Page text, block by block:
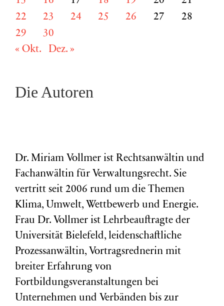
22
23 24 25 26 27
28
29
30
« Okt.
Dez. »
Die Autoren
Dr. Miriam Vollmer ist Rechtsanwältin und
Fachanwältin für Verwaltungsrecht. Sie
vertritt seit 2006 rund um die Themen
Klima, Umwelt, Wettbewerb und Energie.
Frau Dr. Vollmer ist Lehrbeauftragte der
Universität Bielefeld, leidenschaftliche
Prozessanwältin, Vortragsrednerin mit
breiter Erfahrung von
Fortbildungsveranstaltungen bei
Unternehmen und Verbänden bis zur